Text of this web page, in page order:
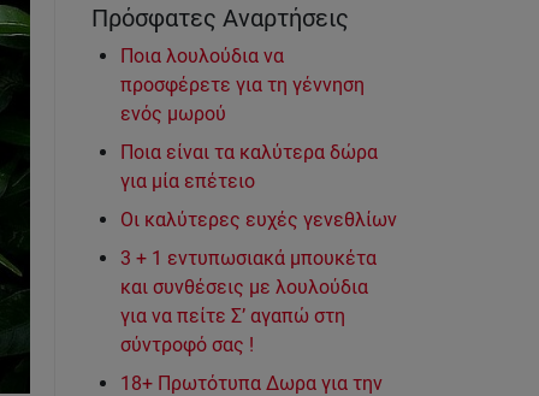
Πρόσφατες Αναρτήσεις
Ποια λουλούδια να
προσφέρετε για τη γέννηση
ενός μωρού
Ποια είναι τα καλύτερα δώρα
για μία επέτειο
Οι καλύτερες ευχές γενεθλίων
3 + 1 εντυπωσιακά μπουκέτα
και συνθέσεις με λουλούδια
για να πείτε Σ’ αγαπώ στη
σύντροφό σας !
18+ Πρωτότυπα Δωρα για την